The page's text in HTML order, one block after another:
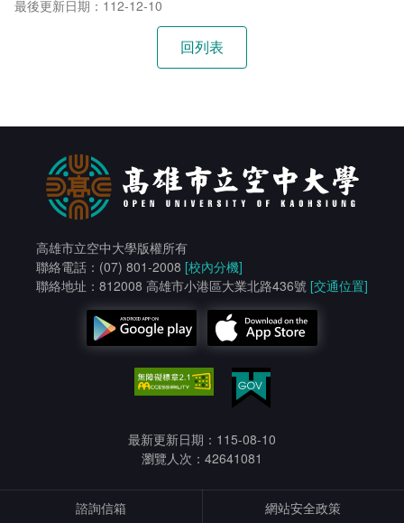
最後更新日期：112-12-10
高雄市立空中大學版權所有
聯絡電話：(07) 801-2008 [校內分機]
聯絡地址：812008 高雄市小港區大業北路436號 [交通位置]
最新更新日期：115-08-10
瀏覽人次：42641081
諮詢信箱 網站安全政策